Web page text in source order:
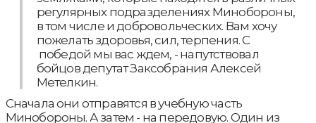
регулярных подразделениях Минобороны,
в том числе и добровольческих. Вам хочу
пожелать здоровья, сил, терпения. С
победой мы вас ждем, - напутствовал
бойцов депутат Заксобрания Алексей
Метелкин.
Сначала они отправятся в учебную часть
Минобороны. А затем - на передовую. Один из